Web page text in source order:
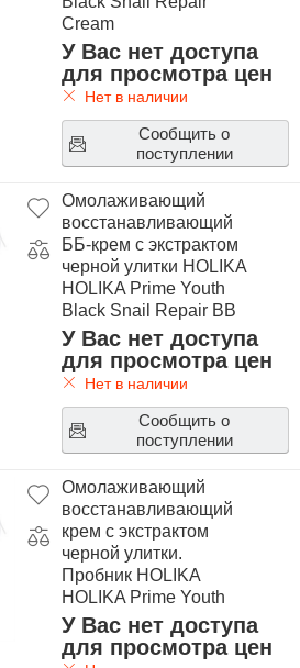
Cream
У Вас нет доступа
для просмотра цен
Нет в наличии
Сообщить о
поступлении
Омолаживающий
восстанавливающий
ББ-крем с экстрактом
черной улитки HOLIKA
HOLIKA Prime Youth
Black Snail Repair BB
Cream
У Вас нет доступа
для просмотра цен
Нет в наличии
Сообщить о
поступлении
Омолаживающий
восстанавливающий
крем с экстрактом
черной улитки.
Пробник HOLIKA
HOLIKA Prime Youth
Black Snail Repair
Cream Sample
У Вас нет доступа
для просмотра цен